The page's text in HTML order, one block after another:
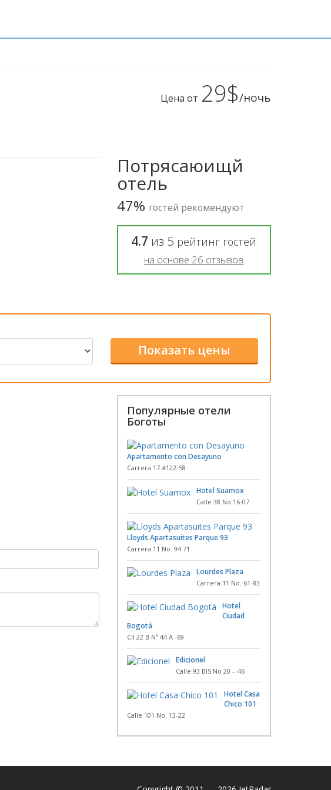
Цена от 29$/ночь
Потрясаюищй
отель
47% гостей рекомендуют
4.7 из 5 рейтинг гостей
на основе 26 отзывов
Популярные отели
Боготы
Apartamento con Desayuno
Carrera 17 #122-58
Hotel Suamox
Calle 38 No 16-07
Lloyds Apartasuites Parque 93
Carrera 11 No. 94 71
Lourdes Plaza
Carrera 11 No. 61-83
Hotel
Ciudad
Bogotá
Cll 22 B Nº 44 A -69
Edicionel
Calle 93 BIS No 20 – 46
Hotel Casa
Chico 101
Calle 101 No. 13-22